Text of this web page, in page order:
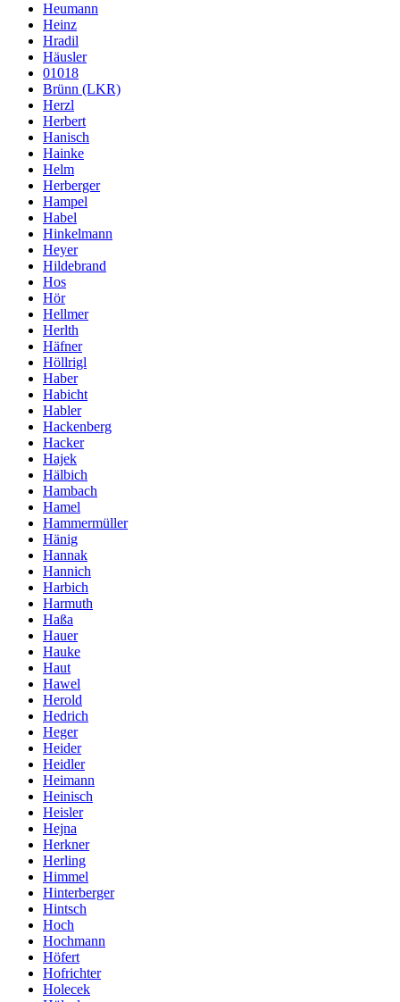
Heumann
Heinz
Hradil
Häusler
01018
Brünn (LKR)
Herzl
Herbert
Hanisch
Hainke
Helm
Herberger
Hampel
Habel
Hinkelmann
Heyer
Hildebrand
Hos
Hör
Hellmer
Herlth
Häfner
Höllrigl
Haber
Habicht
Habler
Hackenberg
Hacker
Hajek
Hälbich
Hambach
Hamel
Hammermüller
Hänig
Hannak
Hannich
Harbich
Harmuth
Haßa
Hauer
Hauke
Haut
Hawel
Herold
Hedrich
Heger
Heider
Heidler
Heimann
Heinisch
Heisler
Hejna
Herkner
Herling
Himmel
Hinterberger
Hintsch
Hoch
Hochmann
Höfert
Hofrichter
Holecek